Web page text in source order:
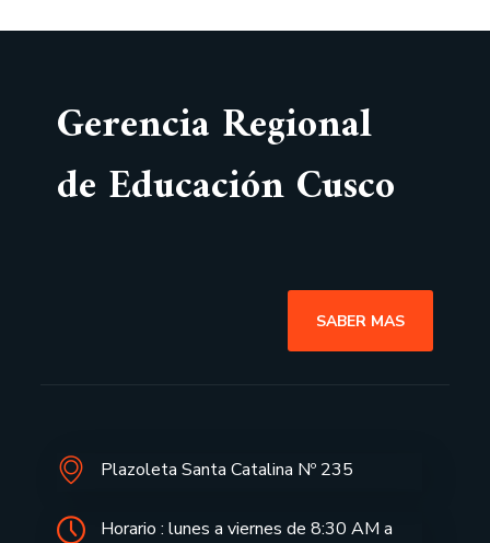
Gerencia Regional
de Educación Cusco
SABER MAS
Plazoleta Santa Catalina Nº 235
Horario : lunes a viernes de 8:30 AM a